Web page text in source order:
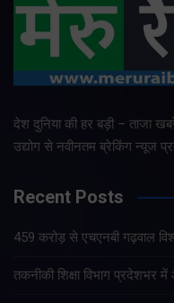
देश दुनिया की हर बड़ी – ताजा
उद्योग से नवीनतम ब्रेकिंग न्यूज
Recent Posts
459 करोड़ से एचएनबी गढ़वाल
तकनीकी शिक्षा विभाग प्रदेशभर